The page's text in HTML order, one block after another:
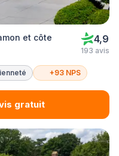
et côte
4,9
193 avis
+93 NPS
gratuit